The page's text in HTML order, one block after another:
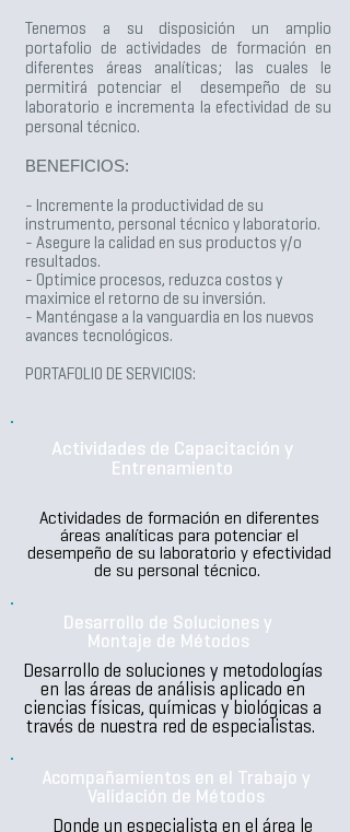
Actividades de Capacitación y
Entrenamiento
Actividades de formación en diferentes
áreas analíticas para potenciar el
desempeño de su laboratorio y efectividad
de su personal técnico.
Desarrollo de Soluciones y
Montaje de Métodos
Desarrollo de soluciones y metodologías
en las áreas de análisis aplicado en
ciencias físicas, químicas y biológicas a
través de nuestra red de especialistas.
Acompañamientos en el Trabajo y
Validación de Métodos
Donde un especialista en el área le
Tenemos a su disposición un amplio
portafolio de actividades de formación en
diferentes áreas analíticas; las cuales le
permitirá potenciar el desempeño de su
laboratorio e incrementa la efectividad de su
personal técnico.
BENEFICIOS:
- Incremente la productividad de su
instrumento, personal técnico y laboratorio.
- Asegure la calidad en sus productos y/o
resultados.
- Optimice procesos, reduzca costos y
maximice el retorno de su inversión.
- Manténgase a la vanguardia en los nuevos
avances tecnológicos.
PORTAFOLIO DE SERVICIOS: